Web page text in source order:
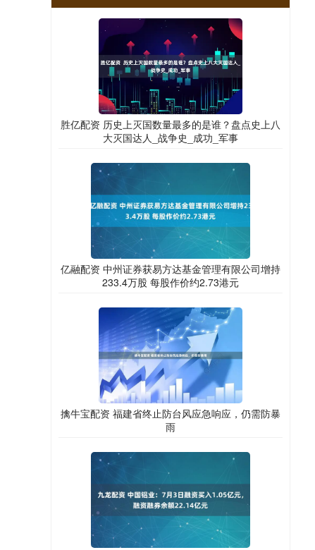
胜亿配资 历史上灭国数量最多的是谁？盘点史上八
大灭国达人_战争史_成功_军事
亿融配资 中州证券获易方达基金管理有限公司增持
233.4万股 每股作价约2.73港元
擒牛宝配资 福建省终止防台风应急响应，仍需防暴
雨